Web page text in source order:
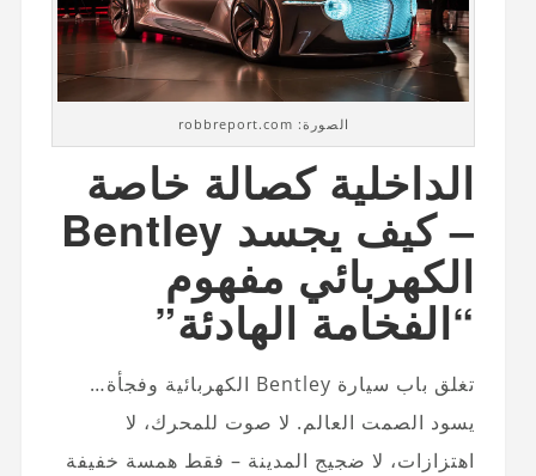
الصورة: robbreport.com
الداخلية كصالة خاصة
– كيف يجسد Bentley
الكهربائي مفهوم
“الفخامة الهادئة”
تغلق باب سيارة Bentley الكهربائية وفجأة…
يسود الصمت العالم. لا صوت للمحرك، لا
اهتزازات، لا ضجيج المدينة – فقط همسة خفيفة